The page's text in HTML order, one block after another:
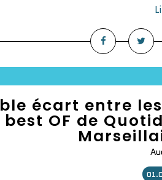
écart entre
best OF de